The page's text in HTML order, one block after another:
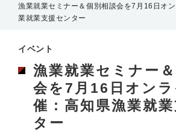
漁業就業セミナー＆個別相談会を7月16日オ
業就業支援センター
イベント
漁業就業セミナー
会を7月16日オンラ
催：高知県漁業就
ター